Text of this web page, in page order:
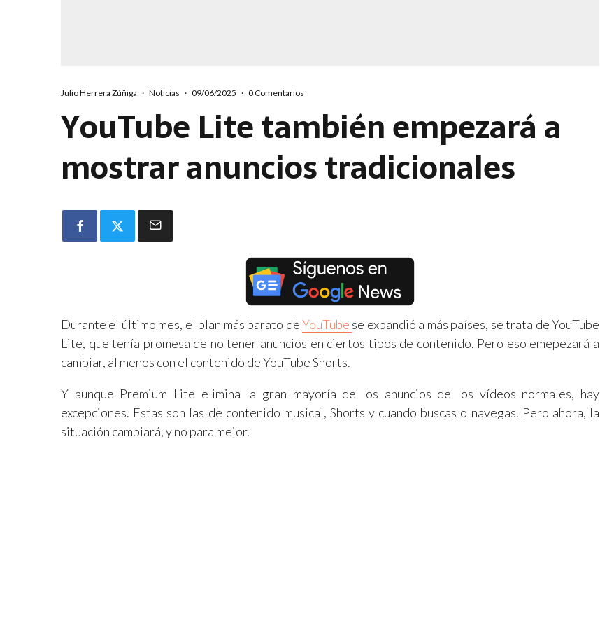
Julio Herrera Zúñiga · Noticias · 09/06/2025 · 0 Comentarios
YouTube Lite también empezará a
mostrar anuncios tradicionales
Durante el último mes, el plan más barato deYouTube se expandió a más países, se trata de YouTube
Lite, que tenía promesa de no tener anuncios en ciertos tipos de contenido. Pero eso emepezará a
cambiar, al menos con el contenido de YouTube Shorts.
Y aunque Premium Lite elimina la gran mayoría de los anuncios de los vídeos normales, hay
excepciones. Estas son las de contenido musical, Shorts y cuando buscas o navegas. Pero ahora, la
situación cambiará, y no para mejor.